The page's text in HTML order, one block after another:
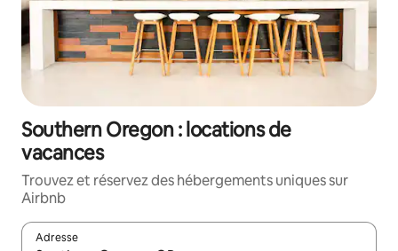
Southern Oregon : locations de
vacances
Trouvez et réservez des hébergements uniques sur
Airbnb
Adresse